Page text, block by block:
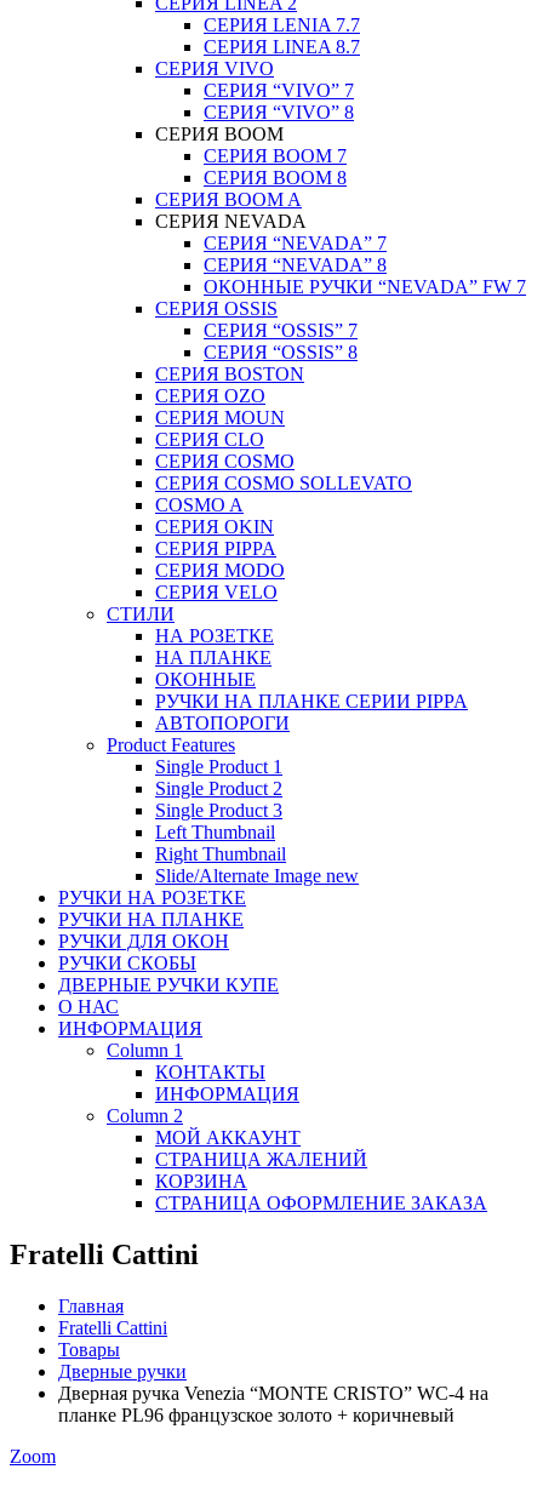
СЕРИЯ LENIA 7.7
СЕРИЯ LINEA 8.7
СЕРИЯ VIVO
СЕРИЯ “VIVO” 7
СЕРИЯ “VIVO” 8
СЕРИЯ ВOOM
СЕРИЯ ВOOM 7
СЕРИЯ ВOOM 8
СЕРИЯ ВOOM A
СЕРИЯ NEVADA
СЕРИЯ “NEVADA” 7
СЕРИЯ “NEVADA” 8
ОКОННЫЕ РУЧКИ “NEVADA” FW 7
СЕРИЯ OSSIS
СЕРИЯ “OSSIS” 7
СЕРИЯ “OSSIS” 8
СЕРИЯ ВOSTON
CЕРИЯ OZO
СЕРИЯ MOUN
СЕРИЯ CLO
СЕРИЯ COSMO
СЕРИЯ COSMO SOLLEVATO
COSMO A
СЕРИЯ OKIN
СЕРИЯ PIPPA
СЕРИЯ MODO
СЕРИЯ VELO
СТИЛИ
НА РОЗЕТКЕ
НА ПЛАНКЕ
ОКОННЫЕ
РУЧКИ НА ПЛАНКЕ СЕРИИ PIPPA
АВТОПОРОГИ
Product Features
Single Product 1
Single Product 2
Single Product 3
Left Thumbnail
Right Thumbnail
Slide/Alternate Image new
РУЧКИ НА РОЗЕТКЕ
РУЧКИ НА ПЛАНКЕ
РУЧКИ ДЛЯ ОКОН
РУЧКИ СКОБЫ
ДВЕРНЫЕ РУЧКИ КУПЕ
О НАС
ИНФОРМАЦИЯ
Column 1
КОНТАКТЫ
ИНФОРМАЦИЯ
Column 2
МОЙ АККАУНТ
СТРАНИЦА ЖАЛЕНИЙ
КОРЗИНА
СТРАНИЦА ОФОРМЛЕНИЕ ЗАКАЗА
Fratelli Cattini
Главная
Fratelli Cattini
Товары
Дверные ручки
Дверная ручка Venezia “MONTE CRISTO” WC-4 на
планке PL96 французское золото + коричневый
Zoom